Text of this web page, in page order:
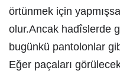
örtünmek için
olur.Ancak hadîslerde
bugünkü pantolonlar
Eğer paçaları